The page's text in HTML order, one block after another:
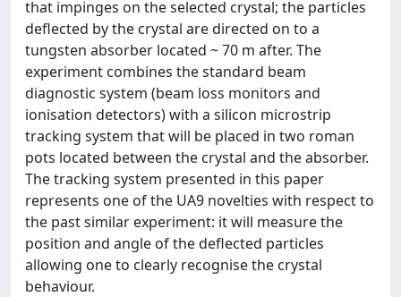
that impinges on the selected crystal; the particles
deflected by the crystal are directed on to a
tungsten absorber located ~ 70 m after. The
experiment combines the standard beam
diagnostic system (beam loss monitors and
ionisation detectors) with a silicon microstrip
tracking system that will be placed in two roman
pots located between the crystal and the absorber.
The tracking system presented in this paper
represents one of the UA9 novelties with respect to
the past similar experiment: it will measure the
position and angle of the deflected particles
allowing one to clearly recognise the crystal
behaviour.